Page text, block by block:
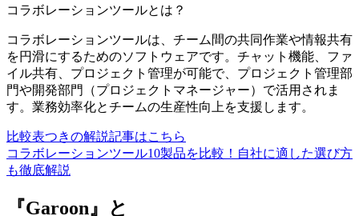
コラボレーションツールとは？
コラボレーションツールは、チーム間の共同作業や情報共有
を円滑にするためのソフトウェアです。チャット機能、ファ
イル共有、プロジェクト管理が可能で、プロジェクト管理部
門や開発部門（プロジェクトマネージャー）で活用されま
す。業務効率化とチームの生産性向上を支援します。
比較表つきの解説記事はこちら
コラボレーションツール10製品を比較！自社に適した選び方
も徹底解説
『Garoon』と